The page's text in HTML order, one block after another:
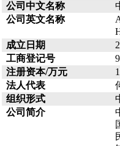
公司中文名称
公司英文名称
成立日期
工商登记号
注册资本/万元
法人代表
组织形式
公司简介